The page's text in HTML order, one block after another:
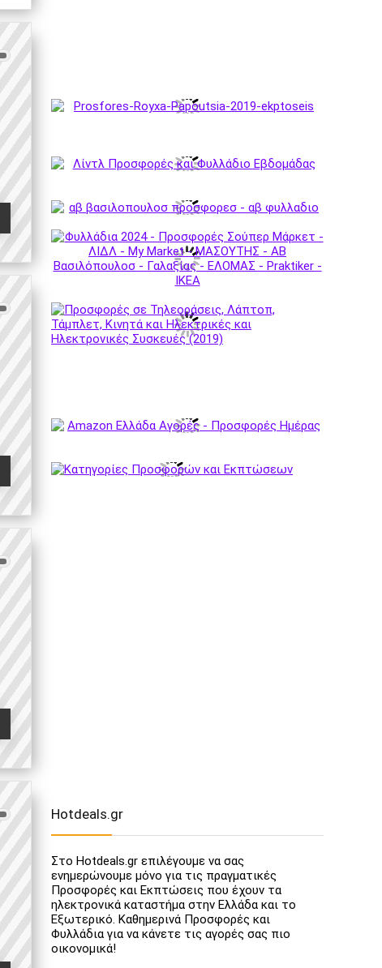
Hotdeals.gr
Στο Hotdeals.gr επιλέγουμε να σας
ενημερώνουμε μόνο για τις πραγματικές
Προσφορές και Εκπτώσεις που έχουν τα
ηλεκτρονικά καταστήμα στην Ελλάδα και το
Εξωτερικό. Καθημερινά Προσφορές και
Φυλλάδια για να κάνετε τις αγορές σας πιο
οικονομικά!